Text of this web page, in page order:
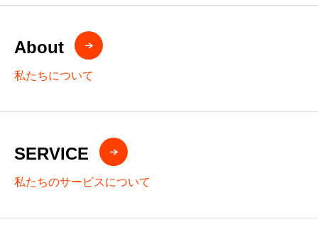
About
私たちについて
SERVICE
私たちのサービスについて